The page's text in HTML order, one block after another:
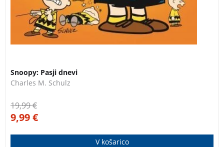
Snoopy: Pasji dnevi
Charles M. Schulz
19,99€
9,99€
V košarico